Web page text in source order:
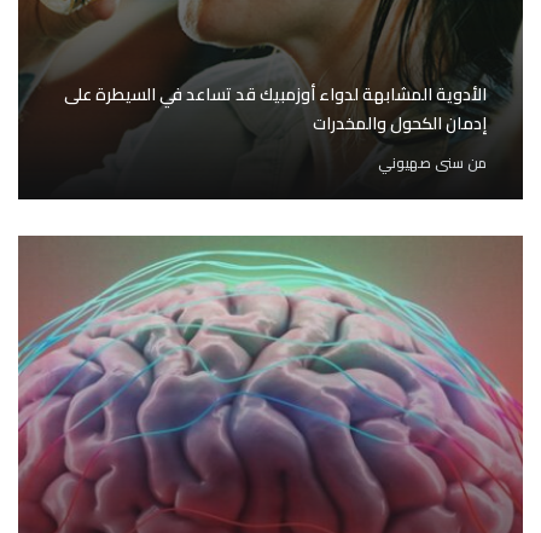
الأدوية المشابهة لدواء أوزمبيك قد تساعد في السيطرة على
إدمان الكحول والمخدرات
من سنى صهيوني